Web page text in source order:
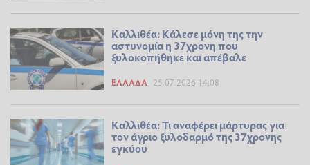
Καλλιθέα: Κάλεσε μόνη της την
αστυνομία η 37χρονη που
ξυλοκοπήθηκε και απέβαλε
ΕΛΛΆΔΑ 25.07.2026 14:08
Καλλιθέα: Τι αναφέρει μάρτυρας για
τον άγριο ξυλοδαρμό της 37χρονης
εγκύου